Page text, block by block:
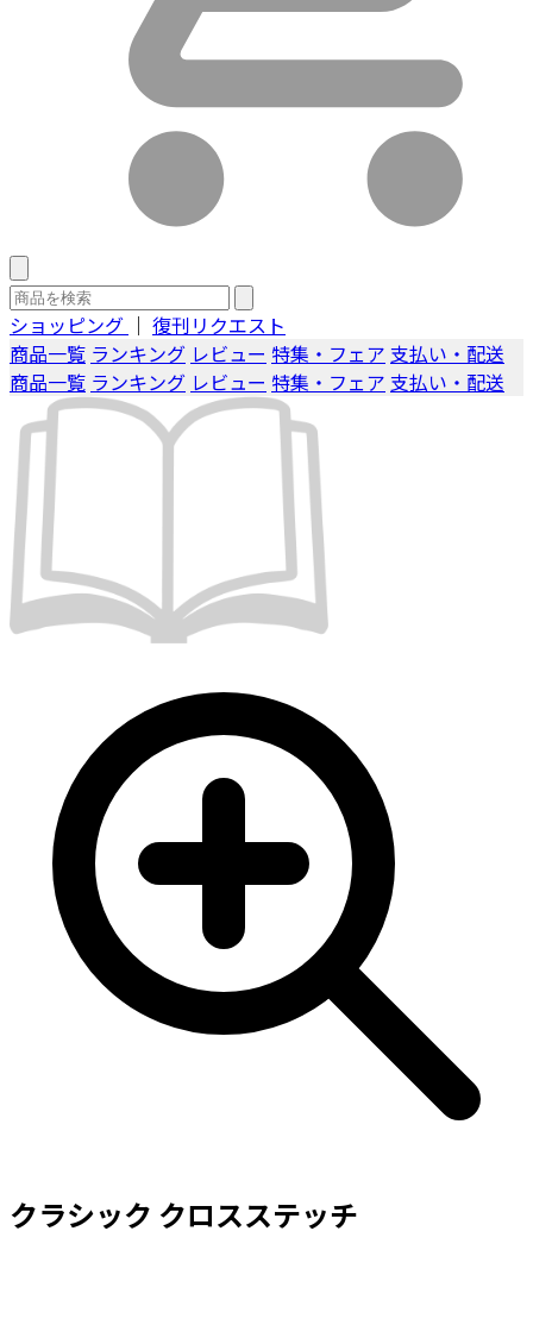
ショッピング ｜ 復刊リクエスト
商品一覧 ランキング レビュー 特集・フェア 支払い・配送
商品一覧 ランキング レビュー 特集・フェア 支払い・配送
クラシック クロスステッチ